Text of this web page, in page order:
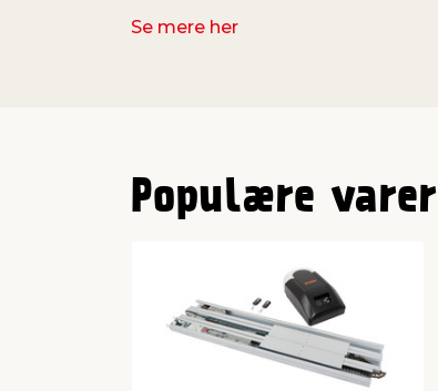
Se mere her
Populære varer